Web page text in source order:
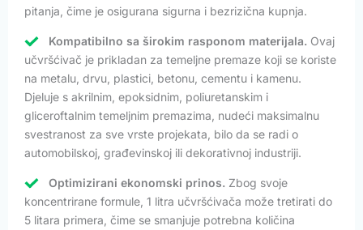
pitanja, čime je osigurana sigurna i bezrizična kupnja.
Kompatibilno sa širokim rasponom materijala. Ovaj
učvršćivač je prikladan za temeljne premaze koji se koriste
na metalu, drvu, plastici, betonu, cementu i kamenu.
Djeluje s akrilnim, epoksidnim, poliuretanskim i
gliceroftalnim temeljnim premazima, nudeći maksimalnu
svestranost za sve vrste projekata, bilo da se radi o
automobilskoj, građevinskoj ili dekorativnoj industriji.
Optimizirani ekonomski prinos. Zbog svoje
koncentrirane formule, 1 litra učvršćivača može tretirati do
5 litara primera, čime se smanjuje potrebna količina